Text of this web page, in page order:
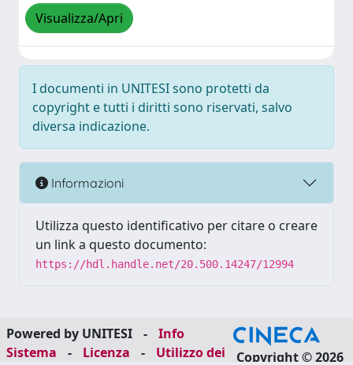
Visualizza/Apri
I documenti in UNITESI sono protetti da
copyright e tutti i diritti sono riservati, salvo
diversa indicazione.
Informazioni
Utilizza questo identificativo per citare o creare
un link a questo documento:
https://hdl.handle.net/20.500.14247/12994
Powered by UNITESI -
Info
Sistema
- Licenza -
Utilizzo dei
Copyright © 2026